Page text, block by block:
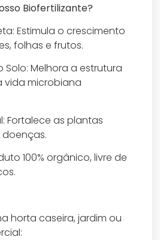
Biofertilizante?
Estimula o crescimento
folhas e frutos.
Melhora a estrutura
vida microbiana
Fortalece as plantas
100% orgânico, livre de
horta caseira, jardim ou